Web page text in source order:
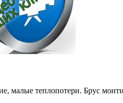
малые теплопотери. Брус